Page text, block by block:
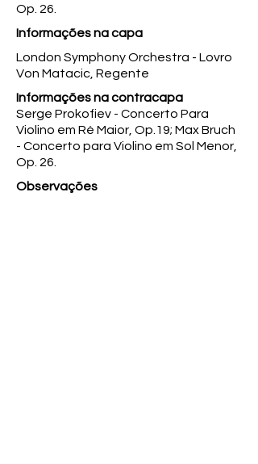
Op. 26.
Informações na capa
London Symphony Orchestra - Lovro
Von Matacic, Regente
Informações na contracapa
Serge Prokofiev - Concerto Para
Violino em Ré Maior, Op.19; Max Bruch
- Concerto para Violino em Sol Menor,
Op. 26.
Observações